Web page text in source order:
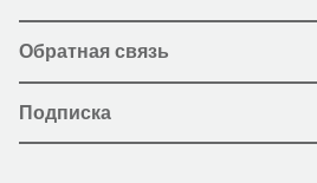
Обратная связь
Подписка